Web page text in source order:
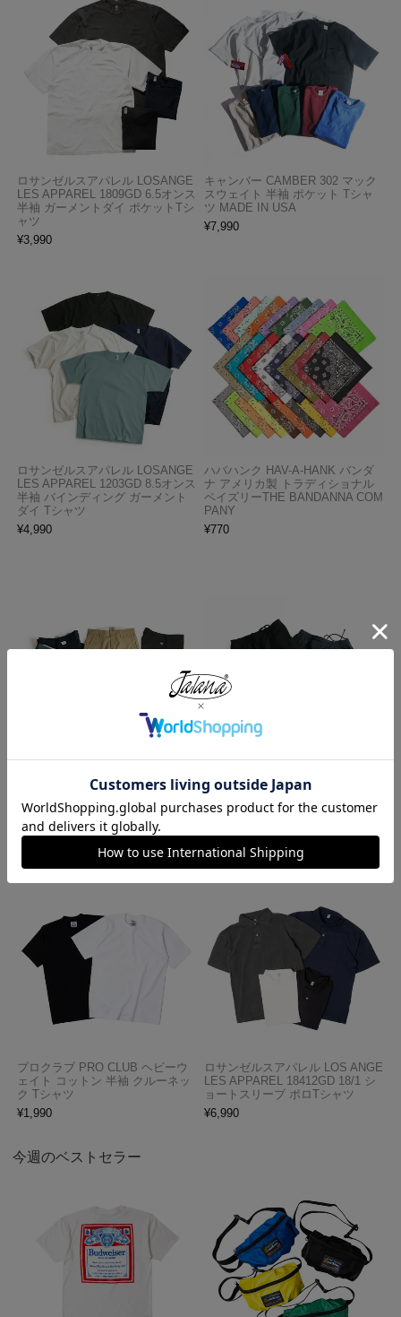
ロサンゼルスアパレル LOSANGE
LES APPAREL 1809GD 6.5オンス
半袖 ガーメントダイ ポケットTシ
ャツ
¥3,990
キャンバー CAMBER 302 マック
スウェイト 半袖 ポケット Tシャ
ツ MADE IN USA
¥7,990
ロサンゼルスアパレル LOSANGE
LES APPAREL 1203GD 8.5オンス
半袖 バインディング ガーメント
ダイ Tシャツ
¥4,990
ハバハンク HAV-A-HANK バンダ
ナ アメリカ製 トラディショナル
ペイズリーTHE BANDANNA COM
PANY
¥770
レッドキャップ REDKAP #PT20
インダストリアル ワークパンツ
¥7,700
ロサンゼルスアパレル LOSANGE
LES APPAREL HF02 14オンス ヘ
ビーフリース スウェットショーツ
¥5,990
プロクラブ PRO CLUB ヘビーウ
ェイト コットン 半袖 クルーネッ
ク Tシャツ
¥1,990
ロサンゼルスアパレル LOS ANGE
LES APPAREL 18412GD 18/1 シ
ョートスリーブ ポロTシャツ
¥6,990
今週のベストセラー